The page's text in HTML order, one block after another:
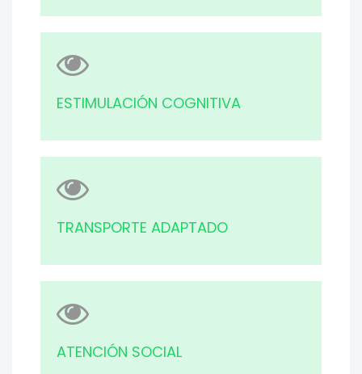
ESTIMULACIÓN COGNITIVA
TRANSPORTE ADAPTADO
ATENCIÓN SOCIAL